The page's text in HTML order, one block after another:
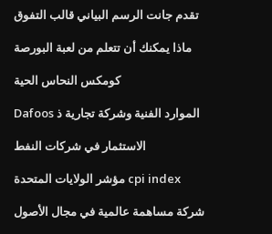
تقدم جانت الرسم البياني قالب التفوق
ماذا يمكنك أن تتعلم من لعبة البورصة
كومكس النحاس الحية
Dafoos الموارد الفنية وشركة تجارية ذ
الاستثمار في شركات النفط
مؤشر الولايات المتحدة cpi index
شركة مساهمة عالمية في مجال الأصول